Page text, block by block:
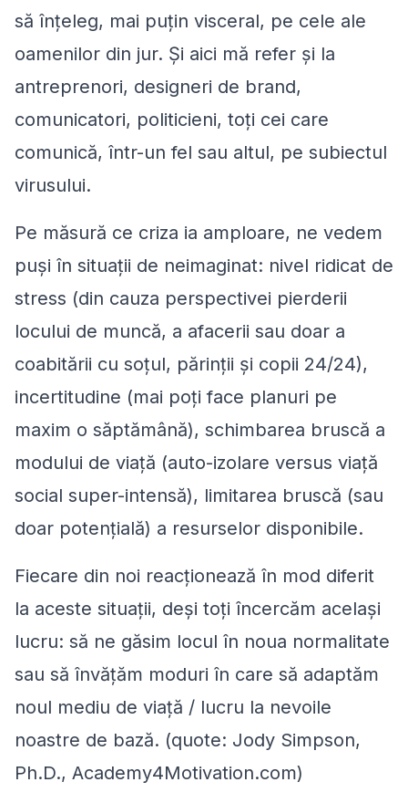
să înțeleg, mai puțin visceral, pe cele ale
oamenilor din jur. Și aici mă refer și la
antreprenori, designeri de brand,
comunicatori, politicieni, toți cei care
comunică, într-un fel sau altul, pe subiectul
virusului.
Pe măsură ce criza ia amploare, ne vedem
puși în situații de neimaginat: nivel ridicat de
stress (din cauza perspectivei pierderii
locului de muncă, a afacerii sau doar a
coabitării cu soțul, părinții și copii 24/24),
incertitudine (mai poți face planuri pe
maxim o săptămână), schimbarea bruscă a
modului de viață (auto-izolare versus viață
social super-intensă), limitarea bruscă (sau
doar potențială) a resurselor disponibile.
Fiecare din noi reacționează în mod diferit
la aceste situații, deși toți încercăm același
lucru: să ne găsim locul în noua normalitate
sau să învățăm moduri în care să adaptăm
noul mediu de viață / lucru la nevoile
noastre de bază. (quote: Jody Simpson,
Ph.D., Academy4Motivation.com)